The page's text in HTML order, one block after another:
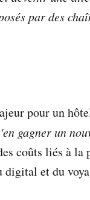
par des
pour un
gagner un
coûts liés à
et du